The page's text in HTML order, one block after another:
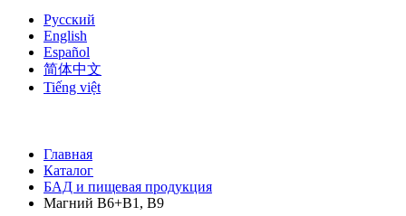
Русский
English
Español
简体中文
Tiếng việt
Главная
Каталог
БАД и пищевая продукция
Магний В6+В1, В9